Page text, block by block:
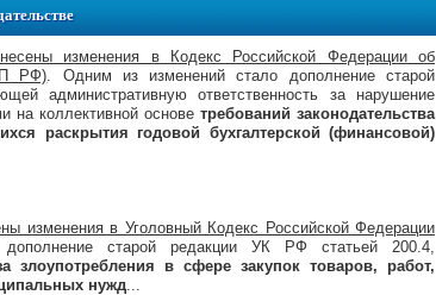
изменения в Кодекс Российской Федерации об
РФ). Одним из изменений стало дополнение старой
административную ответственность за нарушение
на коллективной основе требований законодательства
раскрытия годовой бухгалтерской (финансовой)
изменения в Уголовный Кодекс Российской Федерации
старой редакции УК РФ статьей 200.4,
злоупотребления в сфере закупок товаров, работ,
нужд...